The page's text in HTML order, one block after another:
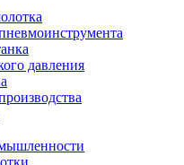
давления